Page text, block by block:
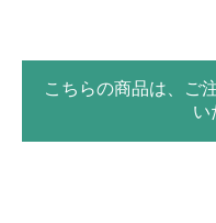
こちらの商品は、ご
い